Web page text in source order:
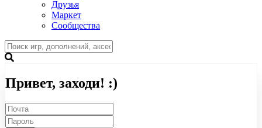
Друзья
Маркет
Сообщества
Привет, заходи! :)